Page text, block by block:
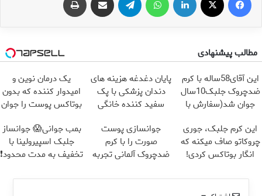
مطالب پیشنهادی
این آقای58ساله با کرم
ضدچروک جلبک10سال
جوان شد(سفارش با
پایان دغدغه هزینه های
دندان پزشکی با پک
سفید کننده خانگی
یک درمان نوین و
امیدوار کننده که بدون
بوتاکس پوست را جوان
این کرم جلبک، جوری
چروکاتو صاف میکنه که
انگار بوتاکس کردی!
جوانسازی پوست
صورت را با کرم
ضدچروک آلمانی تجربه
بمب جوانی😱 جوانساز
جلبک اسپیرولینا با
تخفیف به مدت محدود❗